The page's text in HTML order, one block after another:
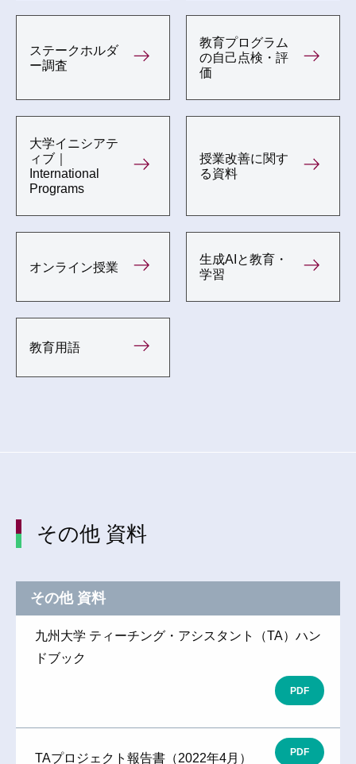
ステークホルダ
ー調査
教育プログラム
の自己点検・評
価
大学イニシアテ
ィブ｜
International
Programs
授業改善に関す
る資料
オンライン授業
生成AIと教育・
学習
教育用語
その他 資料
その他 資料
九州大学 ティーチング・アシスタント（TA）ハン
ドブック
PDF
TAプロジェクト報告書（2022年4月） PDF